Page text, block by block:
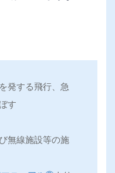
発する飛行、急
す
無線施設等の施